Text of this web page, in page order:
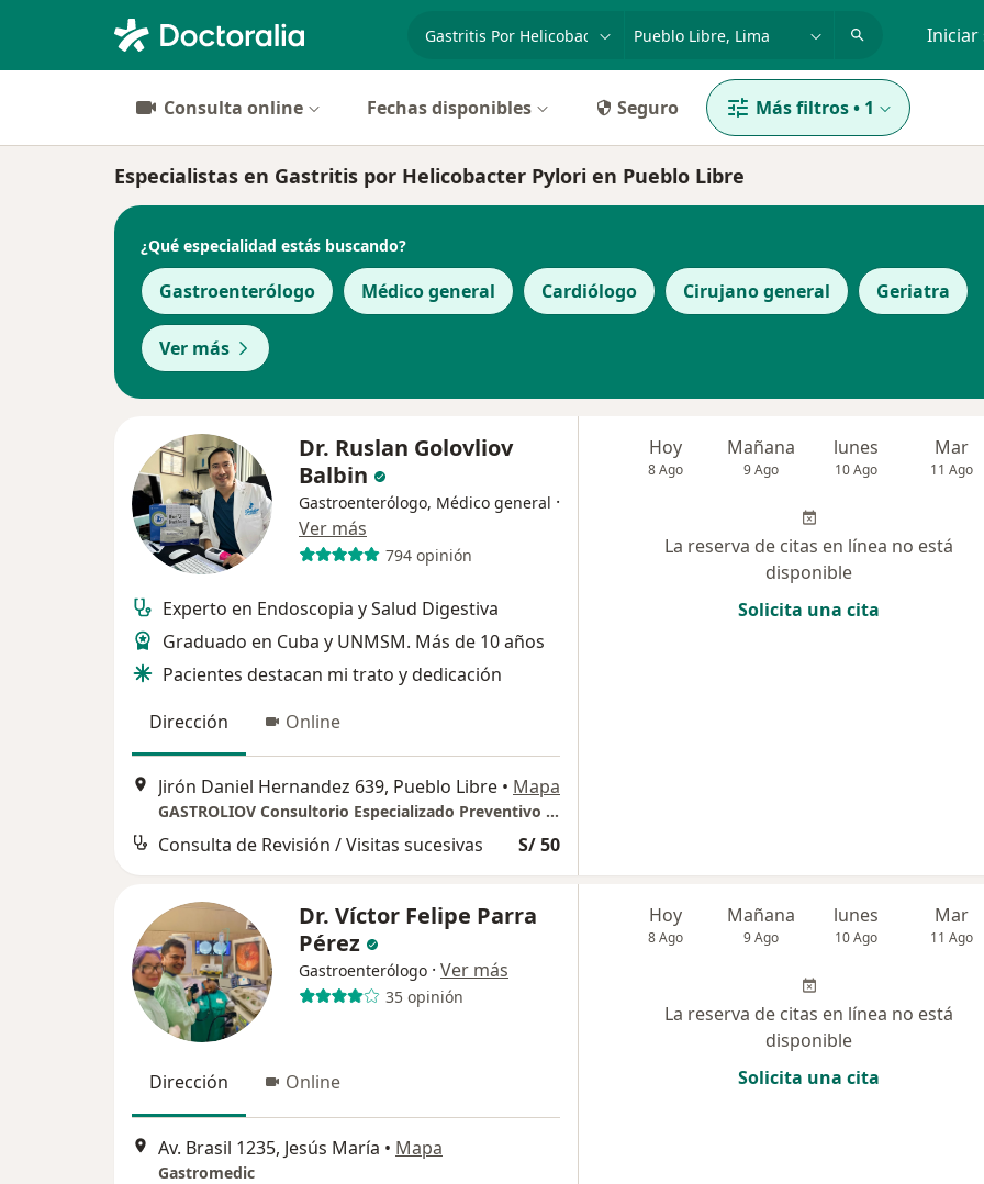
Iniciar
Consulta online Fechas disponibles Seguro Más filtros• 1
Especialistas en Gastritis por Helicobacter Pylori en Pueblo Libre
¿Qué especialidad estás buscando?
Gastroenterólogo Médico general Cardiólogo Cirujano general Geriatra
Ver más
Dr. Ruslan Golovliov
Balbin
Gastroenterólogo, Médico general ·
Ver más
794 opinión
Experto en Endoscopia y Salud Digestiva
Graduado en Cuba y UNMSM. Más de 10 años
Pacientes destacan mi trato y dedicación
Dirección
Online
Jirón Daniel Hernandez 639, Pueblo Libre • Mapa
GASTROLIOV Consultorio Especializado Preventivo Gastroenterologico
Consulta de Revisión / Visitas sucesivas S/ 50
Hoy
8 Ago
Mañana
9 Ago
lunes
10 Ago
Mar
11 Ago
La reserva de citas en línea no está
disponible
Solicita una cita
Dr. Víctor Felipe Parra
Pérez
Gastroenterólogo · Ver más
35 opinión
Dirección Online
Av. Brasil 1235, Jesús María • Mapa
Gastromedic
Hoy
8 Ago
Mañana
9 Ago
lunes
10 Ago
Mar
11 Ago
La reserva de citas en línea no está
disponible
Solicita una cita